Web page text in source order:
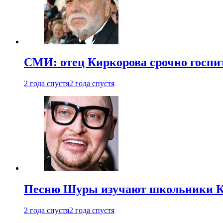
СМИ: отец Киркорова срочно
2 года спустя2 года спустя
Песню Шуры изучают школьники
2 года спустя2 года спустя